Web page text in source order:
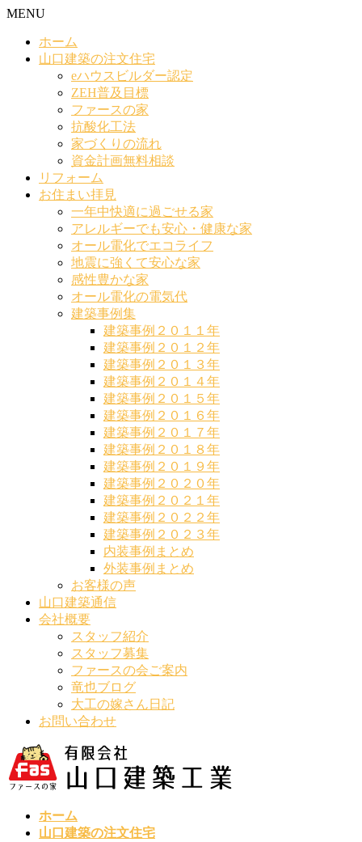
MENU
ホーム
山口建築の注文住宅
eハウスビルダー認定
ZEH普及目標
ファースの家
抗酸化工法
家づくりの流れ
資金計画無料相談
リフォーム
お住まい拝見
一年中快適に過ごせる家
アレルギーでも安心・健康な家
オール電化でエコライフ
地震に強くて安心な家
感性豊かな家
オール電化の電気代
建築事例集
建築事例２０１１年
建築事例２０１２年
建築事例２０１３年
建築事例２０１４年
建築事例２０１５年
建築事例２０１６年
建築事例２０１７年
建築事例２０１８年
建築事例２０１９年
建築事例２０２０年
建築事例２０２１年
建築事例２０２２年
建築事例２０２３年
内装事例まとめ
外装事例まとめ
お客様の声
山口建築通信
会社概要
スタッフ紹介
スタッフ募集
ファースの会ご案内
竜也ブログ
大工の嫁さん日記
お問い合わせ
ホーム
山口建築の注文住宅